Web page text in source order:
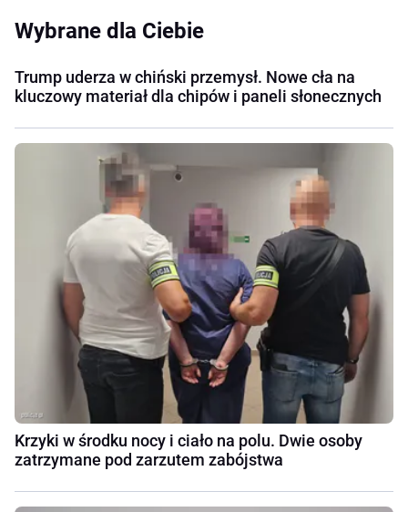
Wybrane dla Ciebie
Trump uderza w chiński przemysł. Nowe cła na
kluczowy materiał dla chipów i paneli słonecznych
Krzyki w środku nocy i ciało na polu. Dwie osoby
zatrzymane pod zarzutem zabójstwa